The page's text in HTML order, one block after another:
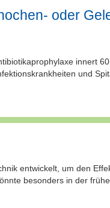
oder
innert
und
entwickelt, um den
besonders in der